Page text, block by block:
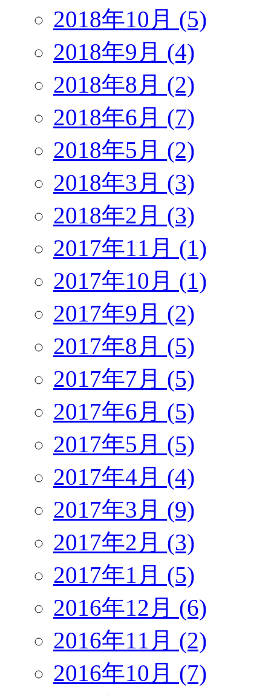
2018年10月 (5)
2018年9月 (4)
2018年8月 (2)
2018年6月 (7)
2018年5月 (2)
2018年3月 (3)
2018年2月 (3)
2017年11月 (1)
2017年10月 (1)
2017年9月 (2)
2017年8月 (5)
2017年7月 (5)
2017年6月 (5)
2017年5月 (5)
2017年4月 (4)
2017年3月 (9)
2017年2月 (3)
2017年1月 (5)
2016年12月 (6)
2016年11月 (2)
2016年10月 (7)